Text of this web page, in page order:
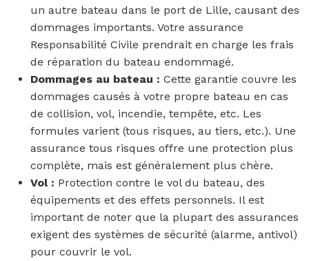
un autre bateau dans le port de Lille, causant des
dommages importants. Votre assurance
Responsabilité Civile prendrait en charge les frais
de réparation du bateau endommagé.
Dommages au bateau : Cette garantie couvre les
dommages causés à votre propre bateau en cas
de collision, vol, incendie, tempête, etc. Les
formules varient (tous risques, au tiers, etc.). Une
assurance tous risques offre une protection plus
complète, mais est généralement plus chère.
Vol : Protection contre le vol du bateau, des
équipements et des effets personnels. Il est
important de noter que la plupart des assurances
exigent des systèmes de sécurité (alarme, antivol)
pour couvrir le vol.